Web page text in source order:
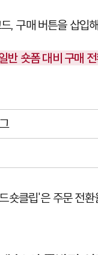
, 구매 버튼을 삽입
반 숏폼 대비 구매
숏클립'은 주문 전환